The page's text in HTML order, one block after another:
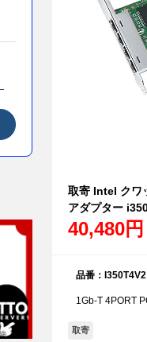
取寄 Intel クワ
アダプター
40,480円
品番：I350T4V2
1Gb-T 4PORT
取寄